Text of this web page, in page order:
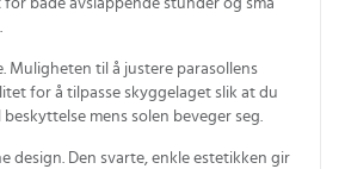
for både avslappende stunder og små
Muligheten til å justere parasollens
for å tilpasse skyggelaget slik at du
mens solen beveger seg.
design. Den svarte, enkle estetikken gir